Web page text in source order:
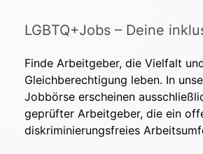
LGBTQ+Jobs – Deine
Finde Arbeitgeber, die Vielfalt
Gleichberechtigung leben. In
Jobbörse erscheinen
geprüfter Arbeitgeber, die ein
diskriminierungsfreies